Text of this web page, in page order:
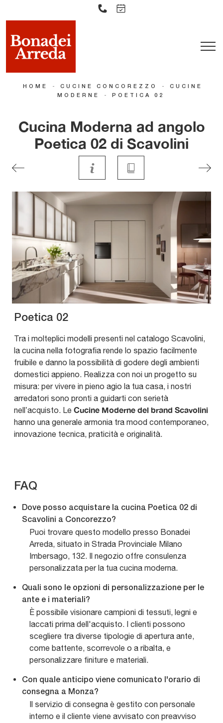
HOME - CUCINE CONCOREZZO -
CUCINE
MODERNE
- POETICA 02
Cucina Moderna ad angolo
Poetica 02 di Scavolini
Poetica 02
Tra i molteplici modelli presenti nel catalogo Scavolini,
la cucina nella fotografia rende lo spazio facilmente
fruibile e danno la possibilità di godere degli ambienti
domestici appieno. Realizza con noi un progetto su
misura: per vivere in pieno agio la tua casa, i nostri
arredatori sono pronti a guidarti con serietà
nell’acquisto. Le Cucine Moderne del brand Scavolini
hanno una generale armonia tra mood contemporaneo,
innovazione tecnica, praticità e originalità.
FAQ
Dove posso acquistare la cucina Poetica 02 di
Scavolini a Concorezzo?
Puoi trovare questo modello presso Bonadei
Arreda, situato in Strada Provinciale Milano
Imbersago, 132. Il negozio offre consulenza
personalizzata per la tua cucina moderna.
Quali sono le opzioni di personalizzazione per le
ante e i materiali?
È possibile visionare campioni di tessuti, legni e
laccati prima dell'acquisto. I clienti possono
scegliere tra diverse tipologie di apertura ante,
come battente, scorrevole o a ribalta, e
personalizzare finiture e materiali.
Con quale anticipo viene comunicato l'orario di
consegna a Monza?
Il servizio di consegna è gestito con personale
interno e il cliente viene avvisato con preavviso